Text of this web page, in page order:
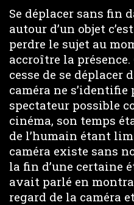
Se déplacer sans fin
autour d’un objet
perdre le sujet au
accroître la
cesse de se déplacer
caméra ne s’identifie
spectateur possible
cinéma, son temps
de l’humain étant
caméra existe sans
la fin d’une certaine
avait parlé en
regard de la caméra